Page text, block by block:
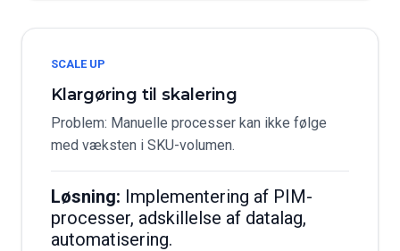
SCALE UP
Klargøring til skalering
Problem: Manuelle processer kan ikke følge
med væksten i SKU-volumen.
Løsning: Implementering af PIM-
processer, adskillelse af datalag,
automatisering.